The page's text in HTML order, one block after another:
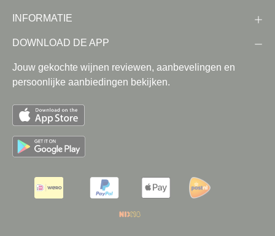
INFORMATIE
DOWNLOAD DE APP
Jouw gekochte wijnen reviewen, aanbevelingen en
persoonlijke aanbiedingen bekijken.